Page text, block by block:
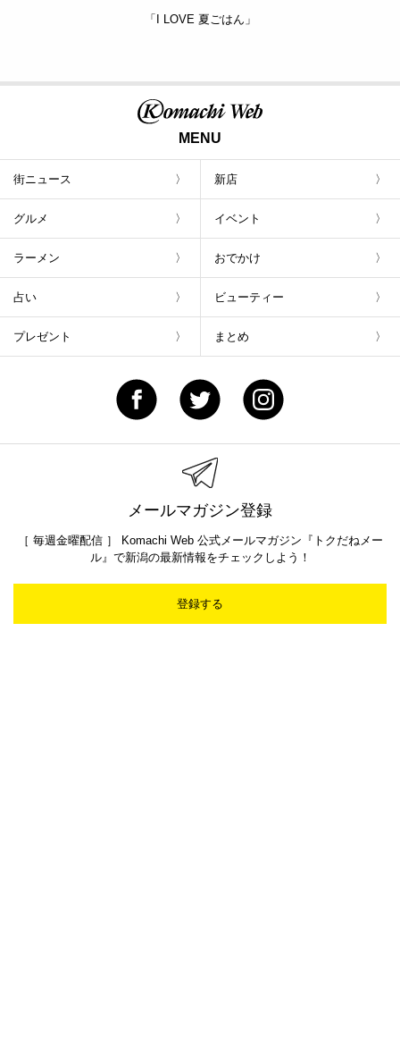
「I LOVE 夏ごはん」
MENU
街ニュース 新店
グルメ イベント
ラーメン おでかけ
占い ビューティー
プレゼント まとめ
メールマガジン登録
［ 毎週金曜配信 ］ Komachi Web 公式メールマガジン『トクだねメー
ル』で新潟の最新情報をチェックしよう！
登録する